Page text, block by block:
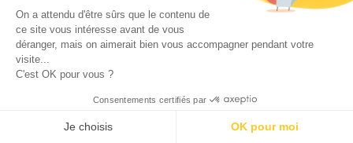
directement aux donateurs et leur permet d’en saisir
instantanément l’utilité. Nous travaillons également sur la
refonte de notre site internet, qui incarnera les valeurs du
Don en Confiance : proximité, dynamisme, transparence,
Je terminerai en remerciant tous nos bénévoles, salariés
On a attendu d'être sûrs que le contenu de
ce site vous intéresse avant de vous
déranger, mais on aimerait bien vous accompagner pendant votre
visite...
C'est OK pour vous ?
Consentements certifiés par
Je choisis OK pour moi